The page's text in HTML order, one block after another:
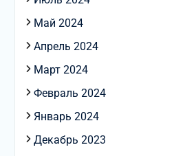
Май 2024
Апрель 2024
Март 2024
Февраль 2024
Январь 2024
Декабрь 2023